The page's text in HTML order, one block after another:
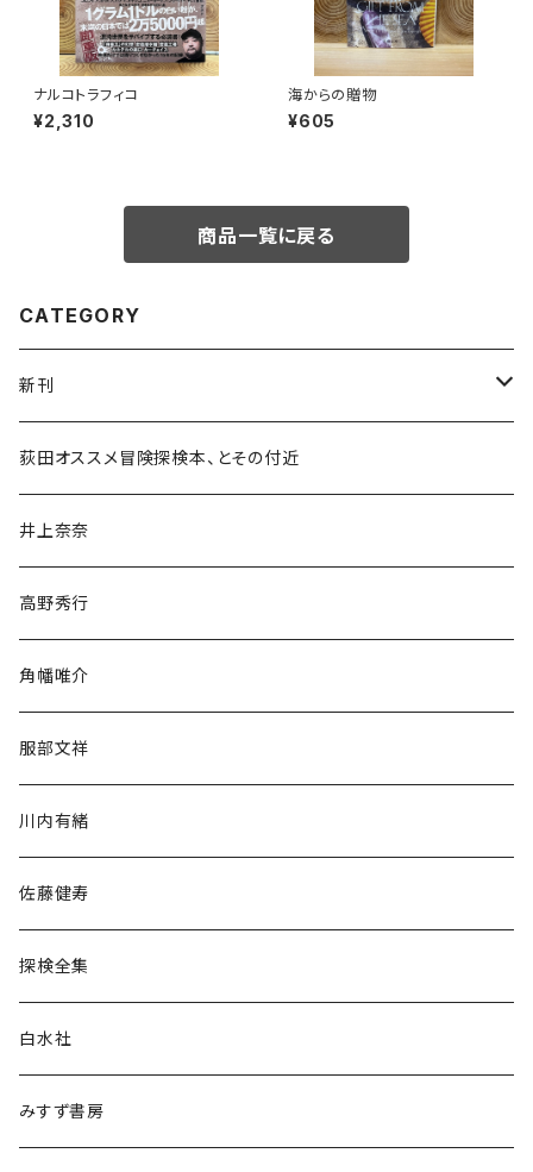
ナルコトラフィコ
¥2,310
海からの贈物
¥605
商品一覧に戻る
CATEGORY
新刊
和書
文学・小説・物語
随筆・ノンフィクション・その他
民族・風習
言語・ことば
荻田オススメ冒険探検本、とその付近
井上奈奈
高野秀行
角幡唯介
服部文祥
川内有緒
佐藤健寿
探検全集
白水社
みすず書房